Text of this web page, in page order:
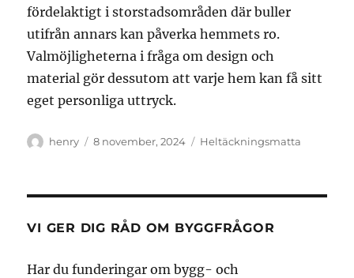
fördelaktigt i storstadsområden där buller
utifrån annars kan påverka hemmets ro.
Valmöjligheterna i fråga om design och
material gör dessutom att varje hem kan få sitt
eget personliga uttryck.
Författare
henry
Publicerat
8 november, 2024 Kategorier
Heltäckningsmatta
VI GER DIG RÅD OM BYGGFRÅGOR
Har du funderingar om bygg- och